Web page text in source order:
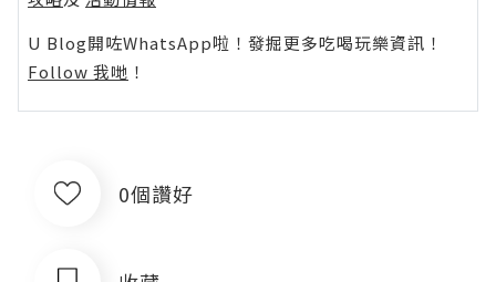
U Blog開咗WhatsApp啦！發掘更多吃喝玩樂資訊！
Follow 我哋 ！
0個讚好